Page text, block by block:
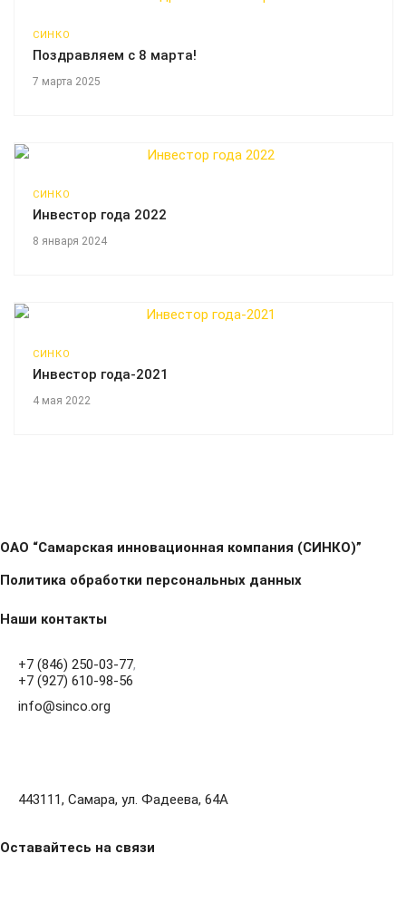
СИНКО
Поздравляем с 8 марта!
7 марта 2025
СИНКО
Инвестор года 2022
8 января 2024
СИНКО
Инвестор года-2021
4 мая 2022
ОАО “Самарская инновационная компания (СИНКО)”
Политика обработки персональных данных
Наши контакты
+7 (846) 250-03-77,
+7 (927) 610-98-56
info@sinco.org
443111, Самара, ул. Фадеева, 64А
Оставайтесь на связи